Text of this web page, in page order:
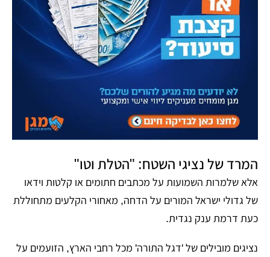
המרד של נציגי השטח: "הטלת וטו"
אלא שלמרות השמועות על מכתבים חתומים או קלטות וידאו
של גדולי ישראל המורים על הדחה, מאחורי הקלעים מתחוללת
כעת דרמת ענק נגדית.
נציגים מובילים של 'דגל התורה' מכל רחבי הארץ, הזועמים על